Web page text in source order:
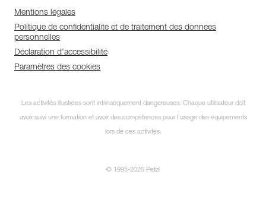
Mentions légales
Politique de confidentialité et de traitement des données
personnelles
Déclaration d'accessibilité
Paramètres des cookies
Les activités illustrées sont intrinsèquement dangereuses. Chaque utilisateur doit
avoir suivi une formation et avoir des compétences pour l’usage des équipements
lors de ces activités.
© 1995-2026 Petzl